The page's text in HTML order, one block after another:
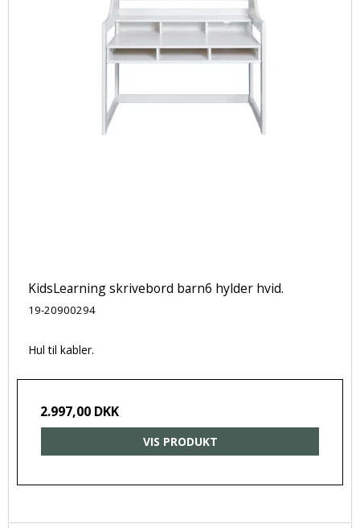
KidsLearning skrivebord barn6 hylder hvid.
19-20900294
Hul til kabler.
2.997,00 DKK
VIS PRODUKT